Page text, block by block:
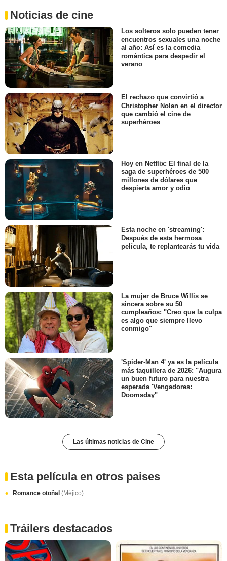
Noticias de cine
Los solteros solo pueden tener
encuentros sexuales una noche
al año: Así es la comedia
romántica para despedir el
verano
El rechazo que convirtió a
Christopher Nolan en el director
que cambió el cine de
superhéroes
Hoy en Netflix: El final de la
saga de superhéroes de 500
millones de dólares que
despierta amor y odio
Esta noche en 'streaming':
Después de esta hermosa
película, te replantearás tu vida
La mujer de Bruce Willis se
sincera sobre su 50
cumpleaños: "Creo que la culpa
es algo que siempre llevo
conmigo"
'Spider-Man 4' ya es la película
más taquillera de 2026: "Augura
un buen futuro para nuestra
esperada 'Vengadores:
Doomsday"
Las últimas noticias de Cine
Esta película en otros paises
Romance otoñal (Méjico)
Tráilers destacados